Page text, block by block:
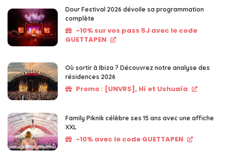
Dour Festival 2026 dévoile sa programmation
complète
-10% sur vos pass 5J avec le code
GUETTAPEN
Où sortir à Ibiza ? Découvrez notre analyse des
résidences 2026
Promo : [UNVRS], Hï et Ushuaïa
Family Piknik célèbre ses 15 ans avec une affiche
XXL
-10% avec le code GUETTAPEN